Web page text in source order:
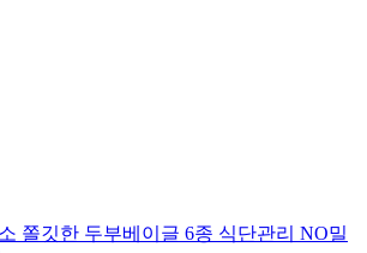
쫄깃한 두부베이글 6종 식단관리 NO밀